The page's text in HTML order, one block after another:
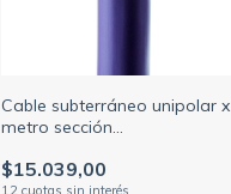
Cable subterráneo unipolar x
metro sección
(NORMALIZADO)
$15.039,00